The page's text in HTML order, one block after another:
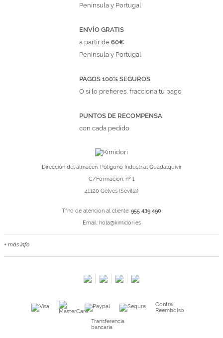
Península y Portugal
ENVÍO GRATIS
a partir de60€
Península y Portugal
PAGOS 100% SEGUROS
O si lo prefieres, fracciona tu pago
PUNTOS DE RECOMPENSA
con cada pedido
Dirección del almacén: Polígono Industrial Guadalquivir
C/Formación, nº 1
41120 Gelves (Sevilla)
Tfno de atención al cliente: 955 439 490
Email: hola@kimidori.es
+ más info
Kimidori PRINT, nuestro servicio de impresión de fotos
Contra
Reembolso
Transferencia
bancaria